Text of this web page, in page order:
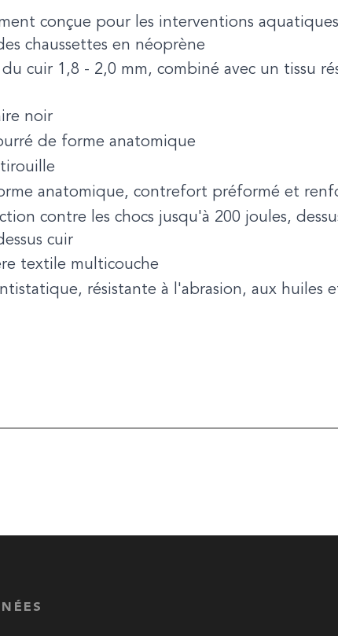
conçue pour les interventions
chaussettes en néoprène
cuir 1,8 - 2,0 mm, combiné avec un tissu
noir
de forme anatomique
anatomique, contrefort préformé et
contre les chocs jusqu'à 200 joules,
cuir
textile multicouche
résistante à l'abrasion, aux huiles